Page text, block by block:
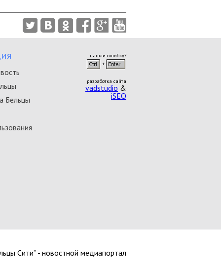
Бельцы
нашли ошибку?
разработка сайта
vadstudio &
iSEO
Сити” - новостной медиапортал